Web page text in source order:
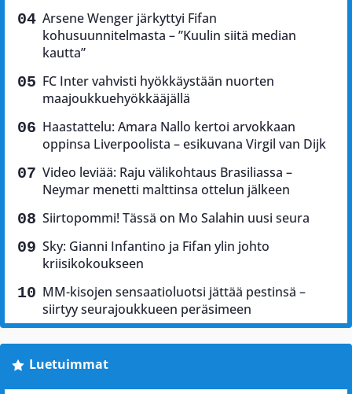
Arsene Wenger järkyttyi Fifan
kohusuunnitelmasta – ”Kuulin siitä median
kautta”
FC Inter vahvisti hyökkäystään nuorten
maajoukkuehyökkääjällä
Haastattelu: Amara Nallo kertoi arvokkaan
oppinsa Liverpoolista – esikuvana Virgil van Dijk
Video leviää: Raju välikohtaus Brasiliassa –
Neymar menetti malttinsa ottelun jälkeen
Siirtopommi! Tässä on Mo Salahin uusi seura
Sky: Gianni Infantino ja Fifan ylin johto
kriisikokoukseen
MM-kisojen sensaatioluotsi jättää pestinsä –
siirtyy seurajoukkueen peräsimeen
Luetuimmat